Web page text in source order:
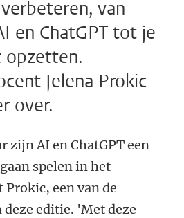
van
en ChatGPT tot je
opzetten.
Jelena Prokic
over.
zijn AI en ChatGPT een
spelen in het
een van de
editie. 'Met deze